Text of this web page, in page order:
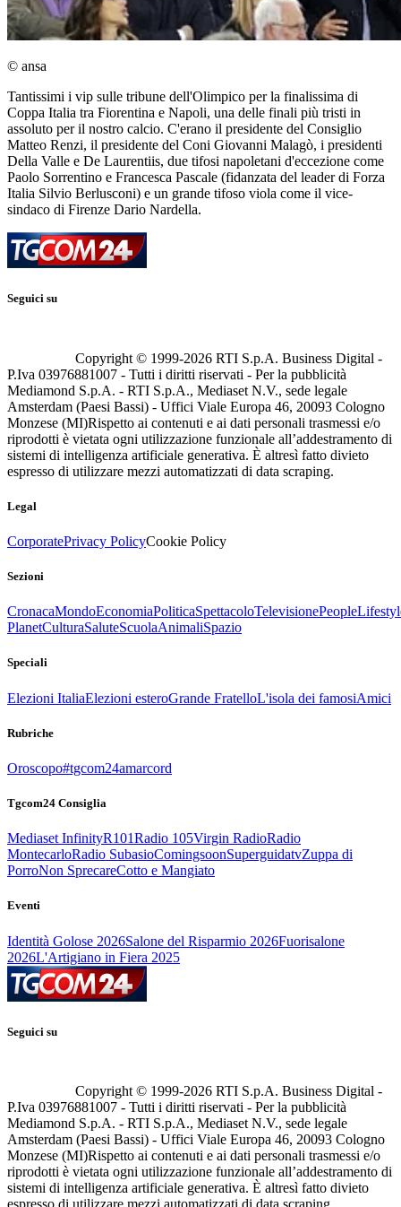
© ansa
Tantissimi i vip sulle tribune dell'Olimpico per la finalissima di
Coppa Italia tra Fiorentina e Napoli, una delle finali più tristi in
assoluto per il nostro calcio. C'erano il presidente del Consiglio
Matteo Renzi, il presidente del Coni Giovanni Malagò, i presidenti
Della Valle e De Laurentiis, due tifosi napoletani d'eccezione come
Paolo Sorrentino e Francesca Pascale (fidanzata del leader di Forza
Italia Silvio Berlusconi) e un grande tifoso viola come il vice-
sindaco di Firenze Dario Nardella.
Seguici su
Copyright © 1999-2026 RTI S.p.A. Business Digital -
P.Iva 03976881007 - Tutti i diritti riservati - Per la pubblicità
Mediamond S.p.A. - RTI S.p.A., Mediaset N.V., sede legale
Amsterdam (Paesi Bassi) - Uffici Viale Europa 46, 20093 Cologno
Monzese (MI)Rispetto ai contenuti e ai dati personali trasmessi e/o
riprodotti è vietata ogni utilizzazione funzionale all’addestramento di
sistemi di intelligenza artificiale generativa. È altresì fatto divieto
espresso di utilizzare mezzi automatizzati di data scraping.
Legal
CorporatePrivacy PolicyCookie Policy
Sezioni
CronacaMondoEconomiaPoliticaSpettacoloTelevisionePeople
PlanetCulturaSaluteScuolaAnimaliSpazio
Speciali
Elezioni ItaliaElezioni esteroGrande FratelloL'isola dei famosiAmici
Rubriche
Oroscopo#tgcom24amarcord
Tgcom24 Consiglia
Mediaset InfinityR101Radio 105Virgin RadioRadio
MontecarloRadio SubasioComingsoonSuperguidatvZuppa di
PorroNon SprecareCotto e Mangiato
Eventi
Identità Golose 2026Salone del Risparmio 2026Fuorisalone
2026L'Artigiano in Fiera 2025
Seguici su
Copyright © 1999-2026 RTI S.p.A. Business Digital -
P.Iva 03976881007 - Tutti i diritti riservati - Per la pubblicità
Mediamond S.p.A. - RTI S.p.A., Mediaset N.V., sede legale
Amsterdam (Paesi Bassi) - Uffici Viale Europa 46, 20093 Cologno
Monzese (MI)Rispetto ai contenuti e ai dati personali trasmessi e/o
riprodotti è vietata ogni utilizzazione funzionale all’addestramento di
sistemi di intelligenza artificiale generativa. È altresì fatto divieto
espresso di utilizzare mezzi automatizzati di data scraping.